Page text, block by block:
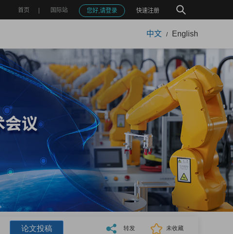
首页 国际站 您好,请登录 快速注册
中文 / English
论文投稿 转发 未收藏